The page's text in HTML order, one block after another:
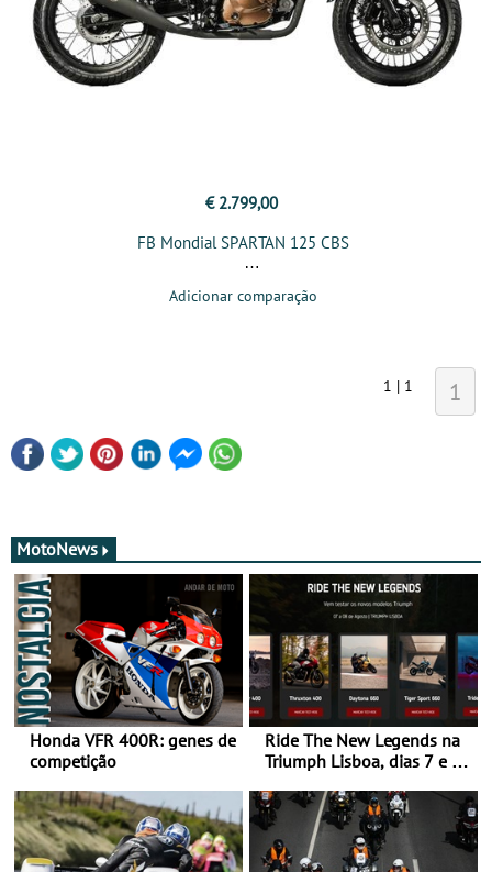
€ 2.799,00
FB Mondial SPARTAN 125 CBS
Adicionar comparação
1 | 1 1
MotoNews
Honda VFR 400R: genes de
competição
Ride The New Legends na
Triumph Lisboa, dias 7 e 8